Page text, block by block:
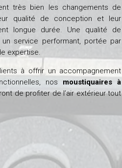
très bien les changements de
qualité de conception et leur
longue durée. Une qualité de
service performant, portée par
expertise.
à offrir un accompagnement
nos moustiquaires à
de profiter de l’air extérieur tout